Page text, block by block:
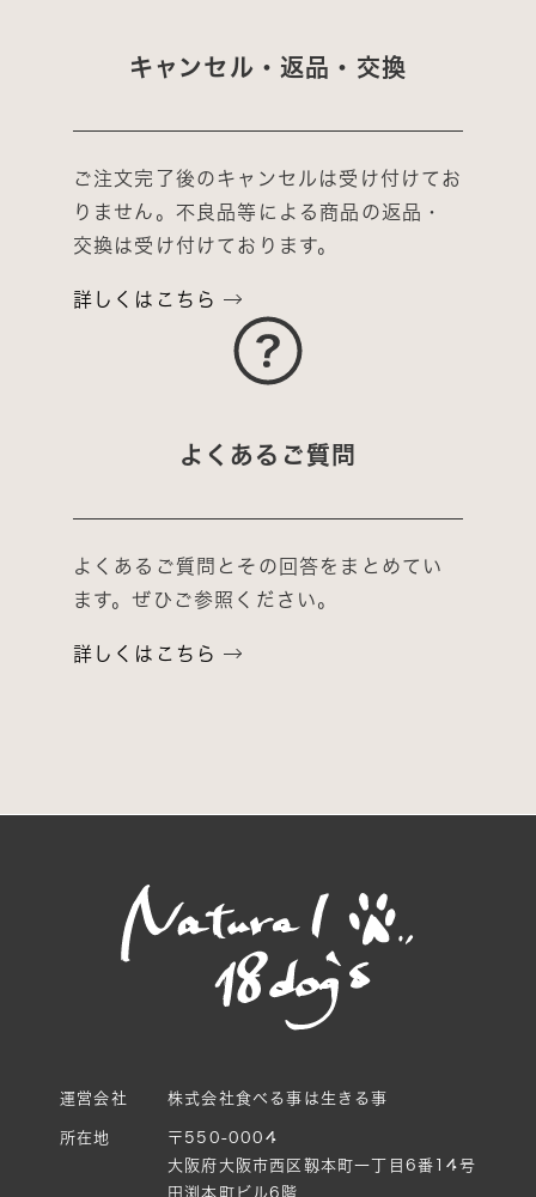
キャンセル・返品・交換
ご注文完了後のキャンセルは受け付けてお
りません。不良品等による商品の返品・
交換は受け付けております。
詳しくはこちら
よくあるご質問
よくあるご質問とその回答をまとめてい
ます。ぜひご参照ください。
詳しくはこちら
運営会社 株式会社食べる事は生きる事
所在地
〒550-0004
大阪府大阪市西区靱本町一丁目6番14号
田渕本町ビル6階